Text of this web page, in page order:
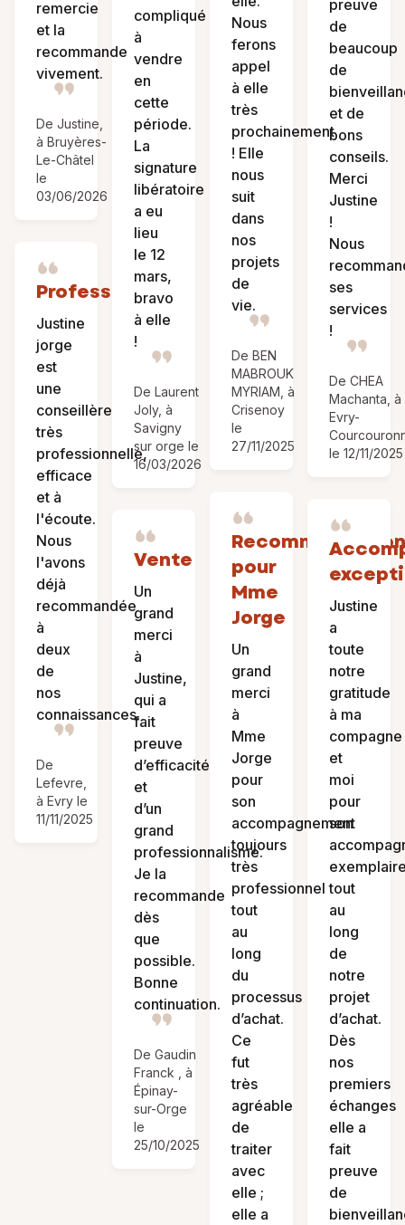
remercie
et la
recommande
vivement.
De Justine,
à Bruyères-
Le-Châtel
le
03/06/2026
Professionnelle
Justine
jorge
est
une
conseillère
très
professionnelle,
efficace
et à
l'écoute.
Nous
l'avons
déjà
recommandée
à
deux
de
nos
connaissances.
De
Lefevre,
à Evry le
11/11/2025
compliqué
à
vendre
en
cette
période.
La
signature
libératoire
a eu
lieu
le 12
mars,
bravo
à elle
!
De Laurent
Joly, à
Savigny
sur orge le
16/03/2026
Vente
Un
grand
merci
à
Justine,
qui a
fait
preuve
d’efficacité
et
d’un
grand
professionnalisme.
Je la
recommande
dès
que
possible.
Bonne
continuation.
De Gaudin
Franck , à
Épinay-
sur-Orge
le
25/10/2025
Nous
ferons
appel
à elle
très
prochainement
! Elle
nous
suit
dans
nos
projets
de
vie.
De BEN
MABROUK
MYRIAM, à
Crisenoy
le
27/11/2025
Recommandation
pour
Mme
Jorge
Un
grand
merci
à
Mme
Jorge
pour
son
accompagnement
toujours
très
professionnel
tout
au
long
du
processus
d’achat.
Ce
fut
très
agréable
de
traiter
avec
elle ;
elle a
preuve
de
beaucoup
de
et de
bons
conseils.
Merci
Justine
!
Nous
ses
services
!
De CHEA
Machanta, à
Evry-
le 12/11/2025
Justine
a
toute
notre
gratitude
à ma
compagne
et
moi
pour
son
tout
au
long
de
notre
projet
d’achat.
Dès
nos
premiers
échanges
elle a
fait
preuve
de